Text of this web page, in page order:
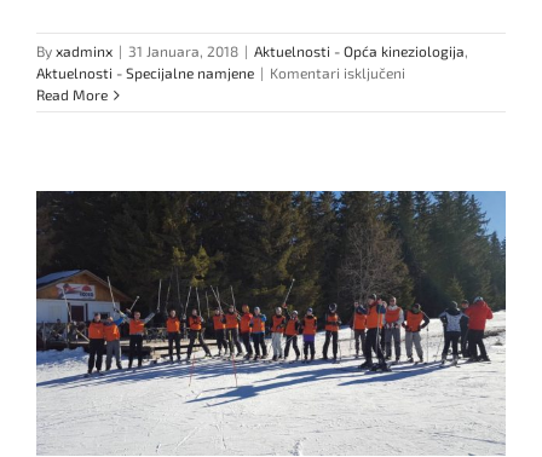
By xadminx | 31 Januara, 2018 | Aktuelnosti - Opća kineziologija,
Aktuelnosti - Specijalne namjene | Komentari isključeni
nastava
29.01.2018.
godine
Read More